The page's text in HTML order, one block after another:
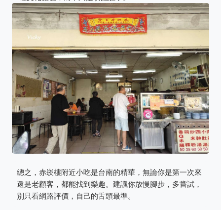
總之，赤崁樓附近小吃是台南的精華，無論你是第一次來
還是老顧客，都能找到樂趣。建議你放慢腳步，多嘗試，
別只看網路評價，自己的舌頭最準。